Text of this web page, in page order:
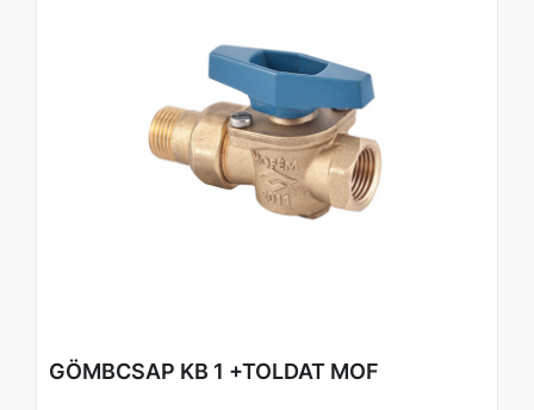
GÖMBCSAP KB 1 +TOLDAT MOF